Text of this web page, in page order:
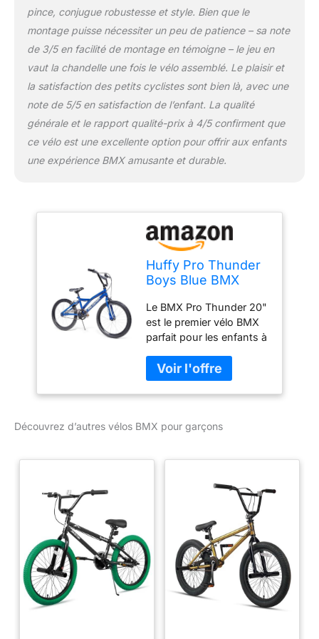
pince, conjugue robustesse et style. Bien que le
montage puisse nécessiter un peu de patience – sa note
de 3/5 en facilité de montage en témoigne – le jeu en
vaut la chandelle une fois le vélo assemblé. Le plaisir et
la satisfaction des petits cyclistes sont bien là, avec une
note de 5/5 en satisfaction de l’enfant. La qualité
générale et le rapport qualité-prix à 4/5 confirment que
ce vélo est une excellente option pour offrir aux enfants
une expérience BMX amusante et durable.
Huffy Pro Thunder
Boys Blue BMX
Ans
Le BMX Pro Thunder 20"
est le premier vélo BMX
parfait pour les enfants à
une taille comprise entre
117 et 135 cm Avec sa
finition bleue brillante
typique Huffy Pro, ce
certainement des autres
rapide et la transmission
permettent de pédaler
librement pendant les
cascades et la vitesse.
Prise en charge complète
de la garantie sans souci
de Huffy et un excellent
support client Étriers de
Découvrez d’autres vélos BMX pour garçons